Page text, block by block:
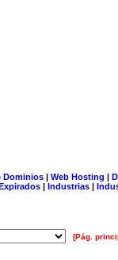
Dominios| Web Hosting |
| Industrias |
[Pág.